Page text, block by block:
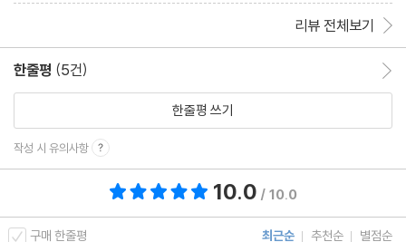
리뷰 전체보기
한줄평 (5건)
한줄평 쓰기
작성 시 유의사항
10.0 / 10.0
구매 한줄평 최근순 추천순 별점순